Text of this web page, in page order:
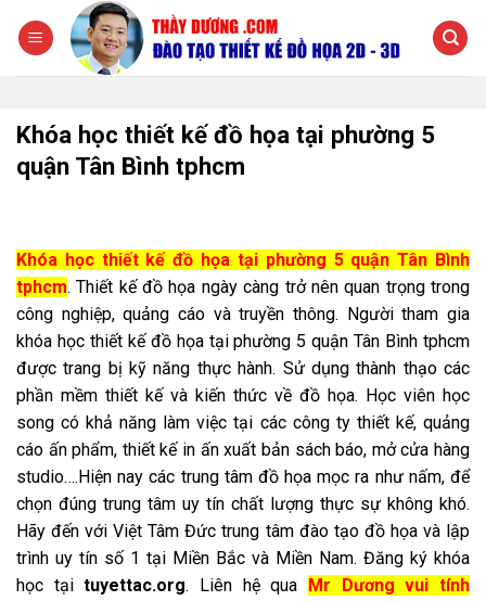
đến
Khóa học thiết kế đồ họa tại phường 5
quận Tân Bình tphcm
Khóa học thiết kế đồ họa tại phường 5 quận Tân Bình
tphcm. Thiết kế đồ họa ngày càng trở nên quan trọng trong
công nghiệp, quảng cáo và truyền thông. Người tham gia
khóa học thiết kế đồ họa tại phường 5 quận Tân Bình tphcm
được trang bị kỹ năng thực hành. Sử dụng thành thạo các
phần mềm thiết kế và kiến thức về đồ họa. Học viên học
song có khả năng làm việc tại các công ty thiết kế, quảng
cáo ấn phẩm, thiết kế in ấn xuất bản sách báo, mở cửa hàng
studio….Hiện nay các trung tâm đồ họa mọc ra như nấm, để
chọn đúng trung tâm uy tín chất lượng thực sự không khó.
Hãy đến với Việt Tâm Đức trung tâm đào tạo đồ họa và lập
trình uy tín số 1 tại Miền Bắc và Miền Nam. Đăng ký khóa
học tạituyettac.org. Liên hệ qua
Mr Dương vui tính